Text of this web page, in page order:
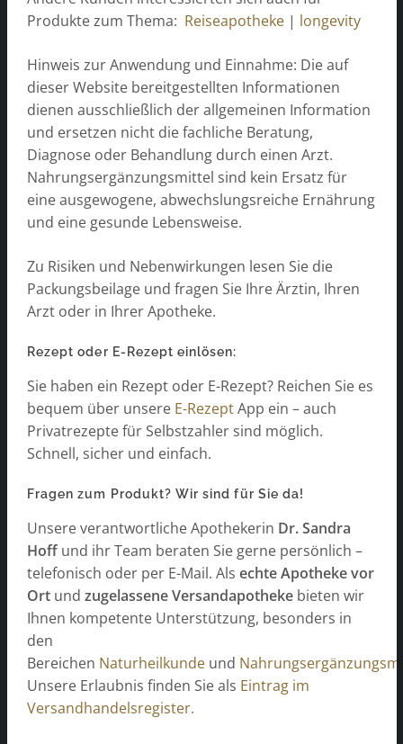
Produkte zum Thema: Reiseapotheke | longevity
Hinweis zur Anwendung und Einnahme: Die auf
dieser Website bereitgestellten Informationen
dienen ausschließlich der allgemeinen Information
und ersetzen nicht die fachliche Beratung,
Diagnose oder Behandlung durch einen Arzt.
Nahrungsergänzungsmittel sind kein Ersatz für
eine ausgewogene, abwechslungsreiche Ernährung
und eine gesunde Lebensweise.
Zu Risiken und Nebenwirkungen lesen Sie die
Packungsbeilage und fragen Sie Ihre Ärztin, Ihren
Arzt oder in Ihrer Apotheke.
Rezept oder E-Rezept einlösen:
Sie haben ein Rezept oder E-Rezept? Reichen Sie es
bequem über unsere E-RezeptApp ein – auch
Privatrezepte für Selbstzahler sind möglich.
Schnell, sicher und einfach.
Fragen zum Produkt? Wir sind für Sie da!
Unsere verantwortliche Apothekerin Dr. Sandra
Hoffund ihr Team beraten Sie gerne persönlich –
telefonisch oder per E-Mail. Als echte Apotheke vor
Ort und zugelassene Versandapotheke bieten wir
Ihnen kompetente Unterstützung, besonders in
den
Bereichen Naturheilkunde und
Unsere Erlaubnis finden Sie als Eintrag im
Versandhandelsregister.